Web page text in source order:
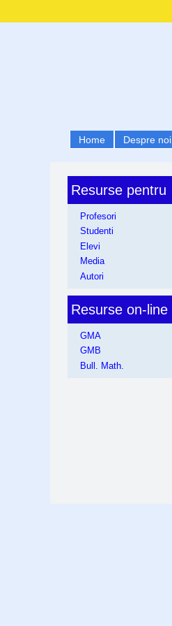
Home Despre noi
Resurse pentru
Profesori
Studenti
Elevi
Media
Autori
Resurse on-line
GMA
GMB
Bull. Math.